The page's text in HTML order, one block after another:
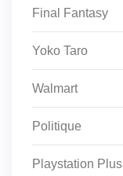
Final Fantasy
Yoko Taro
Walmart
Politique
Playstation Plus